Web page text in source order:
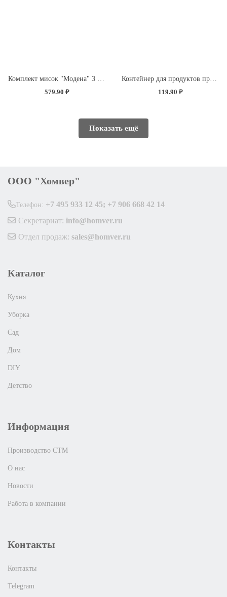
Комплект мисок "Модена" 3 шт. (1,2л+2,1л+3,2л) с крышками с декором "Розы" (светло-розовый)
579.90 ₽
Контейнер для продуктов прямоугольный 0,85л с декором "Розы" (светло-розовый)
119.90 ₽
Показать ещё
ООО "Хомвер"
Телефон: +7 495 933 12 45; +7 906 668 42 14
Секретариат: info@homver.ru
Отдел продаж: sales@homver.ru
Каталог
Кухня
Уборка
Сад
Дом
DIY
Детство
Информация
Производство СТМ
О нас
Новости
Работа в компании
Контакты
Контакты
Telegram